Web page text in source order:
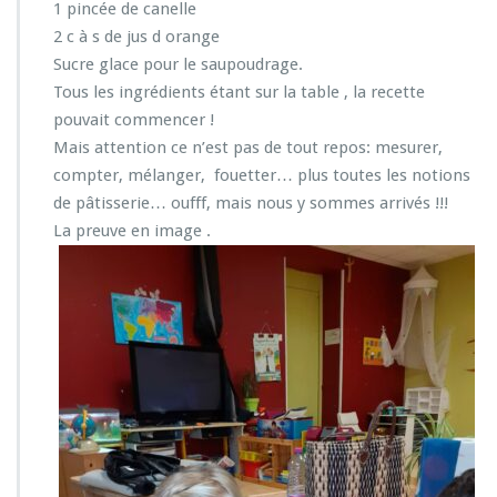
1 pincée de canelle
2 c à s de jus d orange
Sucre glace pour le saupoudrage.
Tous les ingrédients étant sur la table , la recette
pouvait commencer !
Mais attention ce n’est pas de tout repos: mesurer,
compter, mélanger, fouetter… plus toutes les notions
de pâtisserie… oufff, mais nous y sommes arrivés !!!
La preuve en image .